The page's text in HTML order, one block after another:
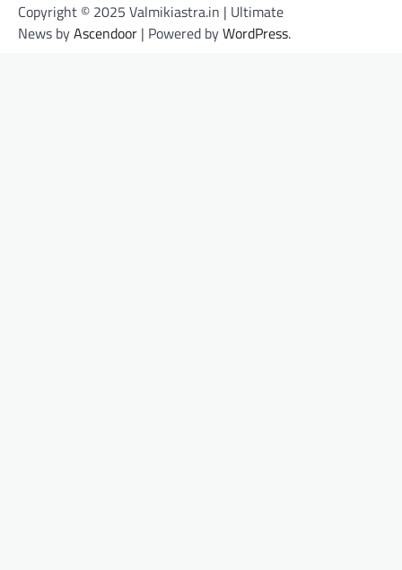
Copyright © 2025 Valmikiastra.in | Ultimate
News byAscendoor | Powered byWordPress.